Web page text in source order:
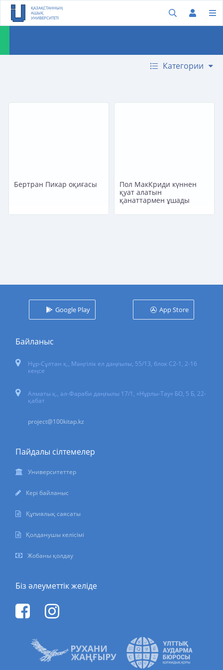
ҚАЗАҚСТАННЫҢ
АШЫҚ
УНИВЕРСИТЕТІ
Категории
Бертран Пикар оқиғасы
Пол МакКриди күннен
қуат алатын
қанаттармен ұшады
Google Play App Store
Байланыс
Нұр-Сұлтан қ., Мәңгілік ел даңғылы, 55/13, блок С2-1, 2-16
кеңсе
Алматы қ., әл-Фараби даңғылы 17/1, «Нұрлы-Тау» БО, 5 Б, 22-
қабат
project@100kitap.kz
Пайдалы сілтемелер
Университеттер
Кері байланыс
Құпиялық саясаты
Қолданушы келісімі
Жобаны қолдау
Біз әлеуметтік желіде